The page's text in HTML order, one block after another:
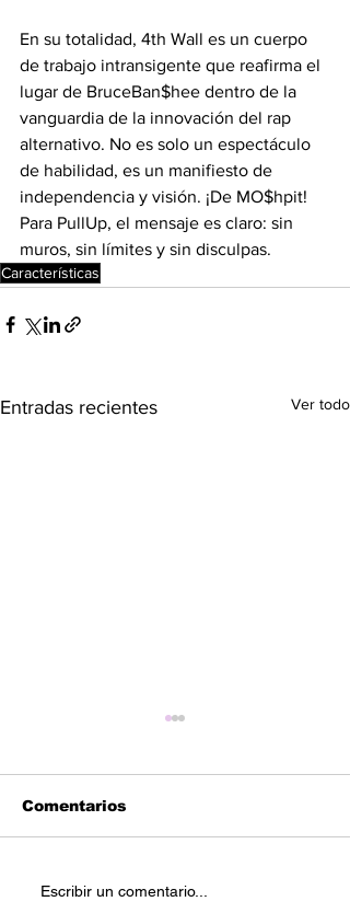
En su totalidad, 4th Wall es un cuerpo
de trabajo intransigente que reafirma el
lugar de BruceBan$hee dentro de la
vanguardia de la innovación del rap
alternativo. No es solo un espectáculo
de habilidad, es un manifiesto de
independencia y visión. ¡De MO$hpit!
Para PullUp, el mensaje es claro: sin
muros, sin límites y sin disculpas.
Características
Entradas recientes Ver todo
Reetoxa –Demand
Comentarios
Escribir un comentario...